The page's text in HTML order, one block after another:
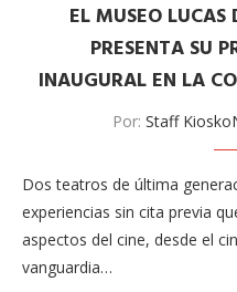
EL MUSEO
PRESENTA SU
INAUGURAL EN LA
Por: Staff
Dos teatros de última
experiencias sin cita previa
aspectos del cine, desde el
vanguardia…